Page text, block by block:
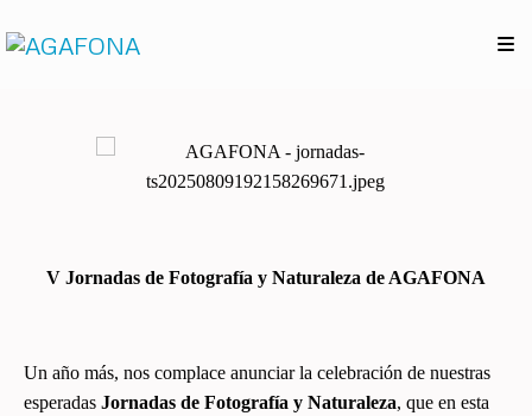
V Jornadas de Fotografía y Naturaleza de AGAFONA
Un año más, nos complace anunciar la celebración de nuestras
esperadas Jornadas de Fotografía y Naturaleza, que en esta